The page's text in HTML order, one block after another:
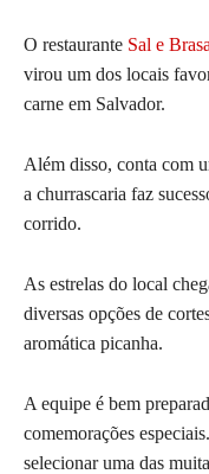
O restaurante Sal e
virou um dos locais
carne em Salvador.
Além disso, conta com
a churrascaria faz
corrido.
As estrelas do local
diversas opções de
aromática picanha.
A equipe é bem
comemorações
selecionar uma das